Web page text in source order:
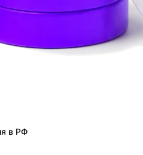
в РФ